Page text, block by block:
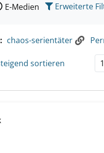
suchen wollen.
E-Medien Erweiterte
chaos-serientäter
sortieren 1
anzeigen